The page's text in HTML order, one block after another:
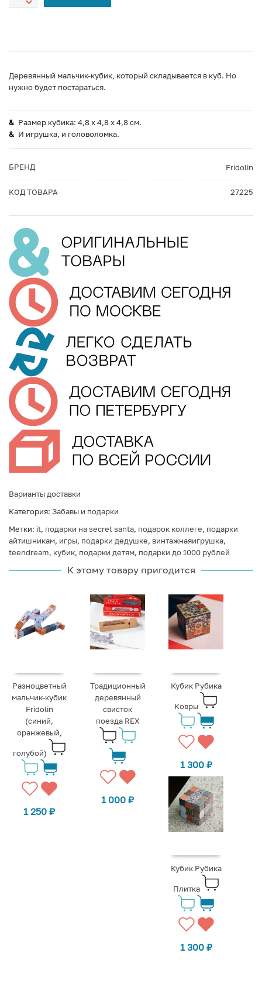
Деревянный мальчик-кубик, который складывается в куб. Но
нужно будет постараться.
Размер кубика: 4,8 x 4,8 x 4,8 см.
И игрушка, и головоломка.
БРЕНД Fridolin
КОД ТОВАРА 27225
Варианты доставки
Категория: Забавы и подарки
Метки: it, подарки на secret santa, подарок коллеге, подарки
айтишникам, игры, подарки дедушке, винтажнаяигрушка,
teendream, кубик, подарки детям, подарки до 1000 рублей
К этому товару пригодится
Разноцветный
мальчик-кубик
Fridolin
(синий,
оранжевый,
голубой)
1 250₽
Традиционный
деревянный
свисток
поезда REX
1 000₽
Кубик Рубика
Ковры
1 300 ₽
Кубик Рубика
Плитка
1 300 ₽